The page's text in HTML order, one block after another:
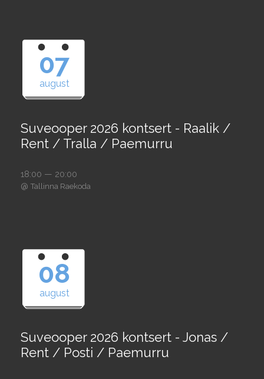
07
august
Suveooper 2026 kontsert - Raalik /
Rent / Tralla / Paemurru
18:00 — 20:00
@ Tallinna Raekoda
08
august
Suveooper 2026 kontsert - Jonas /
Rent / Posti / Paemurru